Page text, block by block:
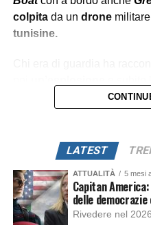
colpitada un drone
tunisine.
LATEST
ATTUALITÀ 5 mesi
Capitan
delle